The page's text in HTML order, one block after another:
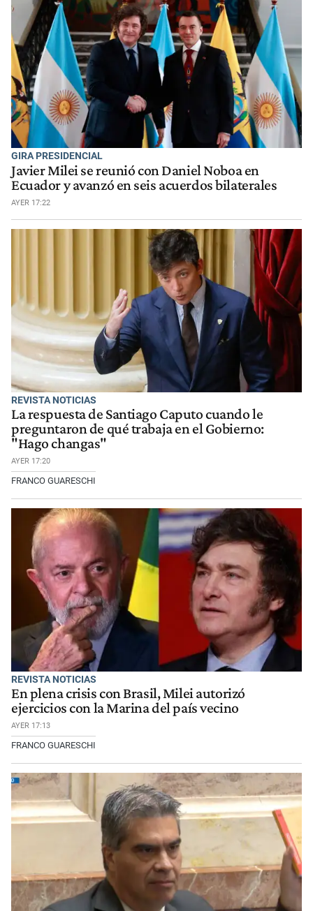
GIRA PRESIDENCIAL
Javier Milei se reunió con Daniel Noboa en
Ecuador y avanzó en seis acuerdos bilaterales
AYER 17:22
REVISTA NOTICIAS
La respuesta de Santiago Caputo cuando le
preguntaron de qué trabaja en el Gobierno:
"Hago changas"
AYER 17:20
FRANCO GUARESCHI
REVISTA NOTICIAS
En plena crisis con Brasil, Milei autorizó
ejercicios con la Marina del país vecino
AYER 17:13
FRANCO GUARESCHI